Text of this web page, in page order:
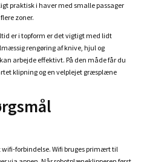
praktisk i haver med smalle passager
zoner.
er i topform er det vigtigt med lidt
rengøring af knive, hjul og
arbejde effektivt. På den måde får du
klipning og en velplejet græsplæne
forbindelse. Wifi bruges primært til